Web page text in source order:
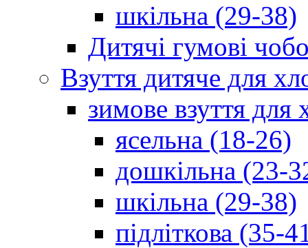
шкільна (29-38)
Дитячі гумові
Взуття дитяче для
зимове взуття для
ясельна (18-26)
дошкільна (23-
шкільна (29-38)
підліткова (35-